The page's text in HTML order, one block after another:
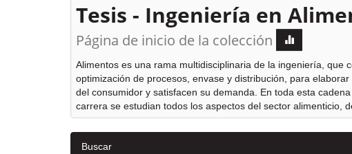
Tesis - Ingeniería en
Página de inicio de la colección
Alimentos es una rama multidisciplinaria de la ingeniería, que
optimización de procesos, envase y distribución, para
del consumidor y satisfacen su demanda. En toda esta
carrera se estudian todos los aspectos del sector alimenticio,
Buscar